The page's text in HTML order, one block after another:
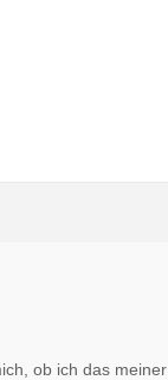
ob ich das